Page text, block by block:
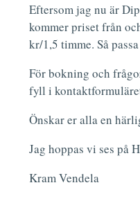
Eftersom jag nu är
kommer priset från
kr/1,5 timme. Så
För bokning och
fyll i
Önskar er alla en
Jag hoppas vi ses på
Kram Vendela